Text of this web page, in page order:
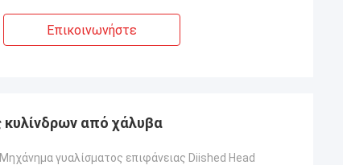
Επικοινωνήστε
από χάλυβα
γυαλίσματος επιφάνειας Diished Head